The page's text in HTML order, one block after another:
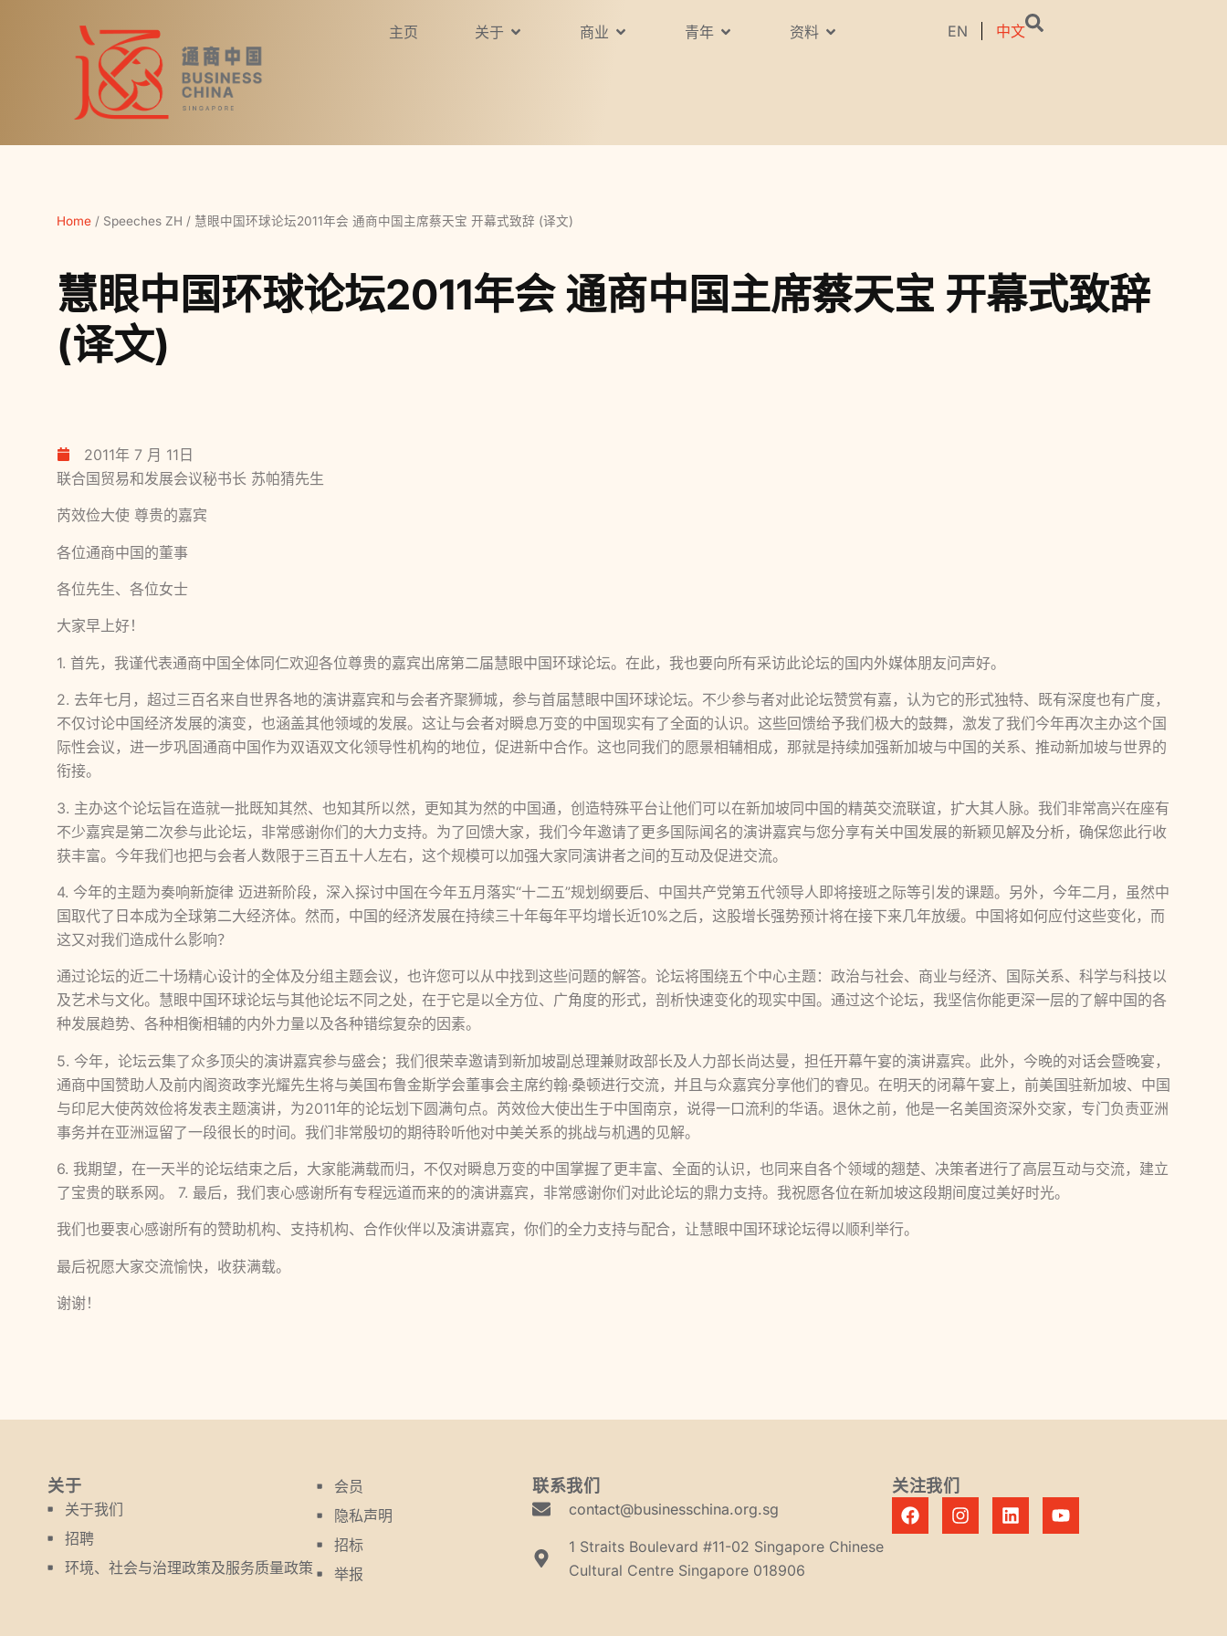
主页 关于 商业 青年 资料 EN 中文
Home / Speeches ZH / 慧眼中国环球论坛2011年会 通商中国主席蔡天宝 开幕式致辞 (译文)
慧眼中国环球论坛2011年会 通商中国主席蔡天宝 开幕式致辞
(译文)
2011年 7 月 11日
联合国贸易和发展会议秘书长 苏帕猜先生
芮效俭大使 尊贵的嘉宾
各位通商中国的董事
各位先生、各位女士
大家早上好！
1. 首先，我谨代表通商中国全体同仁欢迎各位尊贵的嘉宾出席第二届慧眼中国环球论坛。在此，我也要向所有采访此论坛的国内外媒体朋友问声好。
2. 去年七月，超过三百名来自世界各地的演讲嘉宾和与会者齐聚狮城，参与首届慧眼中国环球论坛。不少参与者对此论坛赞赏有嘉，认为它的形式独特、既有深度也有广度，
不仅讨论中国经济发展的演变，也涵盖其他领域的发展。这让与会者对瞬息万变的中国现实有了全面的认识。这些回馈给予我们极大的鼓舞，激发了我们今年再次主办这个国
际性会议，进一步巩固通商中国作为双语双文化领导性机构的地位，促进新中合作。这也同我们的愿景相辅相成，那就是持续加强新加坡与中国的关系、推动新加坡与世界的
衔接。
3. 主办这个论坛旨在造就一批既知其然、也知其所以然，更知其为然的中国通，创造特殊平台让他们可以在新加坡同中国的精英交流联谊，扩大其人脉。我们非常高兴在座有
不少嘉宾是第二次参与此论坛，非常感谢你们的大力支持。为了回馈大家，我们今年邀请了更多国际闻名的演讲嘉宾与您分享有关中国发展的新颖见解及分析，确保您此行收
获丰富。今年我们也把与会者人数限于三百五十人左右，这个规模可以加强大家同演讲者之间的互动及促进交流。
4. 今年的主题为奏响新旋律 迈进新阶段，深入探讨中国在今年五月落实“十二五”规划纲要后、中国共产党第五代领导人即将接班之际等引发的课题。另外，今年二月，虽然中
国取代了日本成为全球第二大经济体。然而，中国的经济发展在持续三十年每年平均增长近10%之后，这股增长强势预计将在接下来几年放缓。中国将如何应付这些变化，而
这又对我们造成什么影响？
通过论坛的近二十场精心设计的全体及分组主题会议，也许您可以从中找到这些问题的解答。论坛将围绕五个中心主题：政治与社会、商业与经济、国际关系、科学与科技以
及艺术与文化。慧眼中国环球论坛与其他论坛不同之处，在于它是以全方位、广角度的形式，剖析快速变化的现实中国。通过这个论坛，我坚信你能更深一层的了解中国的各
种发展趋势、各种相衡相辅的内外力量以及各种错综复杂的因素。
5. 今年，论坛云集了众多顶尖的演讲嘉宾参与盛会；我们很荣幸邀请到新加坡副总理兼财政部长及人力部长尚达曼，担任开幕午宴的演讲嘉宾。此外，今晚的对话会暨晚宴，
通商中国赞助人及前内阁资政李光耀先生将与美国布鲁金斯学会董事会主席约翰·桑顿进行交流，并且与众嘉宾分享他们的睿见。在明天的闭幕午宴上，前美国驻新加坡、中国
与印尼大使芮效俭将发表主题演讲，为2011年的论坛划下圆满句点。芮效俭大使出生于中国南京，说得一口流利的华语。退休之前，他是一名美国资深外交家，专门负责亚洲
事务并在亚洲逗留了一段很长的时间。我们非常殷切的期待聆听他对中美关系的挑战与机遇的见解。
6. 我期望，在一天半的论坛结束之后，大家能满载而归，不仅对瞬息万变的中国掌握了更丰富、全面的认识，也同来自各个领域的翘楚、决策者进行了高层互动与交流，建立
了宝贵的联系网。 7. 最后，我们衷心感谢所有专程远道而来的的演讲嘉宾，非常感谢你们对此论坛的鼎力支持。我祝愿各位在新加坡这段期间度过美好时光。
我们也要衷心感谢所有的赞助机构、支持机构、合作伙伴以及演讲嘉宾，你们的全力支持与配合，让慧眼中国环球论坛得以顺利举行。
最后祝愿大家交流愉快，收获满载。
谢谢！
关于
关于我们
招聘
环境、社会与治理政策及服务质量政策
会员
隐私声明
招标
举报
联系我们
contact@businesschina.org.sg
1 Straits Boulevard #11-02 Singapore Chinese
Cultural Centre Singapore 018906
关注我们